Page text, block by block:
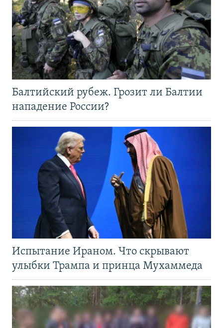
Балтийский рубеж. Грозит ли Балтии
нападение России?
Испытание Ираном. Что скрывают
улыбки Трампа и принца Мухаммеда